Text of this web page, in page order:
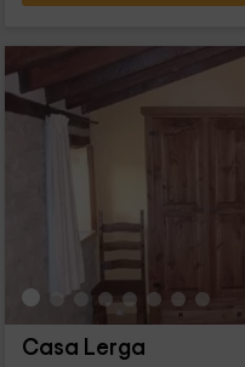
Casa Lerga